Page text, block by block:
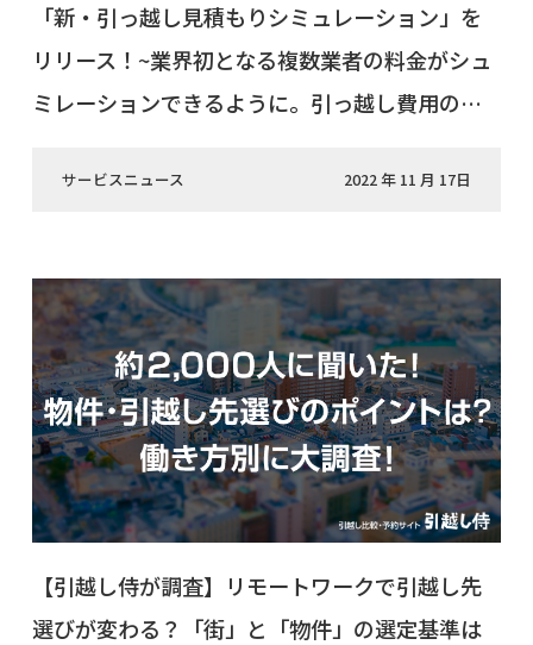
「新・引っ越し見積もりシミュレーション」を
リリース！~業界初となる複数業者の料金がシュ
ミレーションできるように。引っ越し費用の…
サービスニュース 2022 年 11 月 17日
【引越し侍が調査】リモートワークで引越し先
選びが変わる？「街」と「物件」の選定基準は